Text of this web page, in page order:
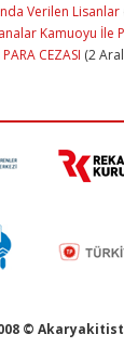
Verilen Lisanlar
Kamuoyu İle
CEZASI (2
©